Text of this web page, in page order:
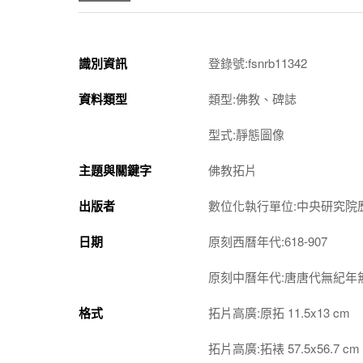
識別資訊 登錄號:fsnrb11342
資料類型 類型:佛教、碑誌
型式:靜態圖像
主題與關鍵字 佛教拓片
出版者 數位化執行單位:中央研究院
日期 原刻西曆年代:618-907
原刻中曆年代:唐唐代無紀年
格式 拓片高廣:原拓 11.5x13 cm
拓片高廣:拓裱 57.5x56.7 cm